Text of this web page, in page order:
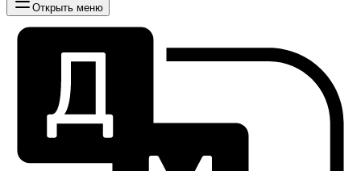
Открыть меню